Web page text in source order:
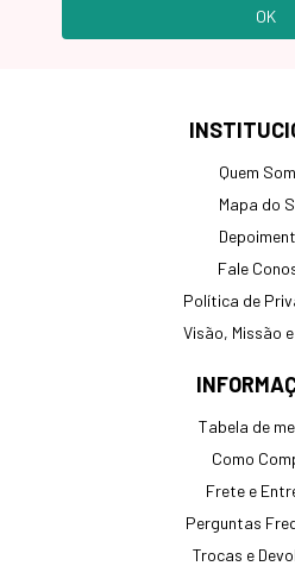
Quem
Mapa do
Fale
Política de
Visão, Missão
Tabela de
Como
Frete e
Perguntas
Trocas e